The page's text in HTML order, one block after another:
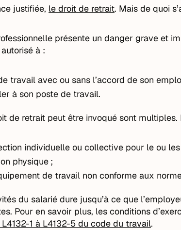
justifiée, le droit de retrait. Mais de quoi
présente un danger grave et
à :
travail avec ou sans l’accord de son
à son poste de travail.
de retrait peut être invoqué sont
individuelle ou collective pour le ou
physique ;
de travail non conforme aux
du salarié dure jusqu’à ce que
Pour en savoir plus, les conditions
1 à L4132-5 du code du travail.